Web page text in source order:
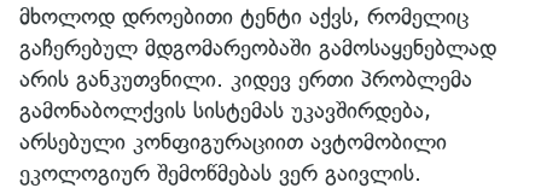
მხოლოდ დროებითი ტენტი აქვს, რომელიც
გაჩერებულ მდგომარეობაში გამოსაყენებლად
არის განკუთვნილი. კიდევ ერთი პრობლემა
გამონაბოლქვის სისტემას უკავშირდება,
არსებული კონფიგურაციით ავტომობილი
ეკოლოგიურ შემოწმებას ვერ გაივლის.